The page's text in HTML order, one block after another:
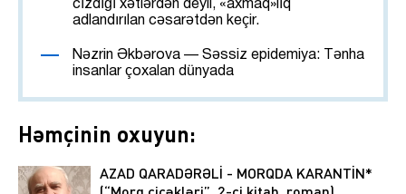
cızdığı xətlərdən deyil, «axmaq»lıq
adlandırılan cəsarətdən keçir.
Nəzrin Əkbərova — Səssiz epidemiya: Tənha
insanlar çoxalan dünyada
Həmçinin oxuyun:
AZAD QARADƏRƏLİ - MORQDA KARANTİN*